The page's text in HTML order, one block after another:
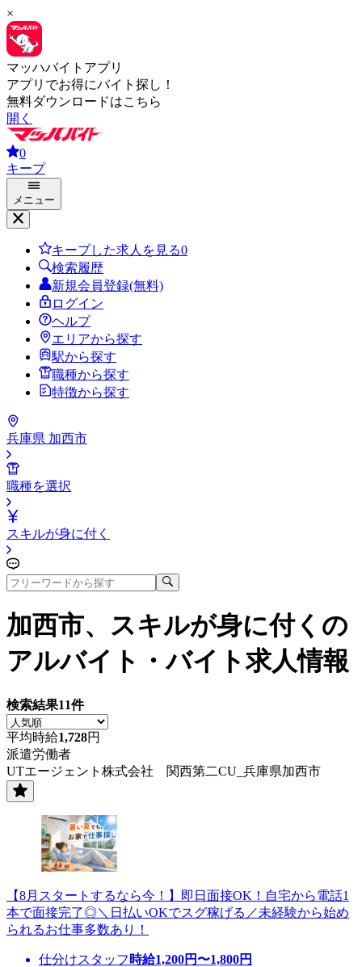
×
マッハバイトアプリ
アプリでお得にバイト探し！
無料ダウンロードはこちら
開く
0
キープ
メニュー
キープした求人を見る0
検索履歴
新規会員登録(無料)
ログイン
ヘルプ
エリアから探す
駅から探す
職種から探す
特徴から探す
兵庫県 加西市
職種を選択
スキルが身に付く
加西市、スキルが身に付く の
アルバイト・バイト求人情報
検索結果11件
平均時給1,728円
派遣労働者
UTエージェント株式会社 関西第二CU_兵庫県加西市
【8月スタートするなら今！】即日面接OK！自宅から電話1
本で面接完了◎＼日払いOKでスグ稼げる／未経験から始め
られるお仕事多数あり！
仕分けスタッフ 時給1,200円〜1,800円